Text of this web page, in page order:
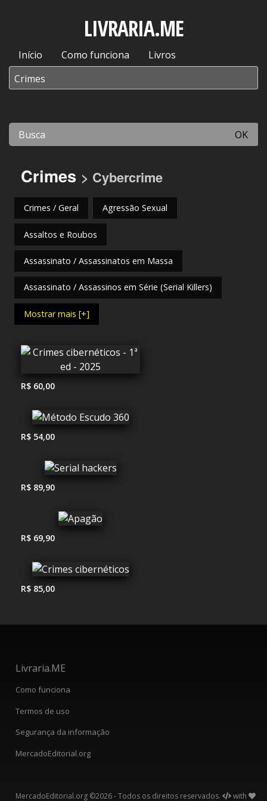
LIVRARIA.ME
Início Como funciona Livros
OK
Crimes > Cybercrime
Crimes / Geral Agressão Sexual
Assaltos e Roubos
Assassinato / Assassinatos em Massa
Assassinato / Assassinos em Série (Serial Killers)
Mostrar mais [+]
R$ 60,00
R$ 54,00
R$ 89,90
R$ 69,90
R$ 85,00
Livraria.ME
Como funciona
Termos de uso
Segurança da informação
MercadoEditorial.org
MercadoEditorial.org ©2026 - Todos os direitos reservados. with